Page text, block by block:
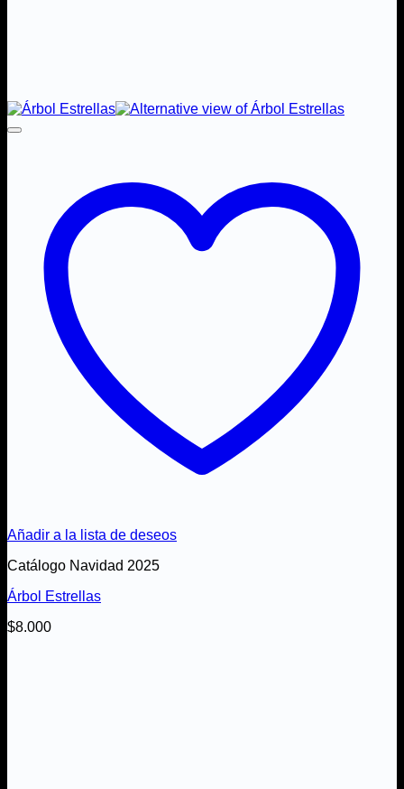
Añadir a la lista de deseos
Catálogo Navidad 2025
Árbol Estrellas
$8.000